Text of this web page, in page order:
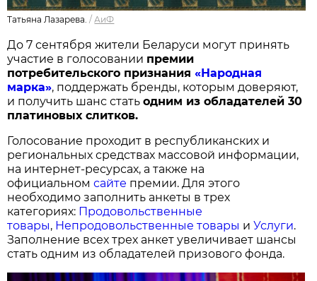
Татьяна Лазарева. / АиФ
До 7 сентября жители Беларуси могут принять
участие в голосовании премии
потребительского признания«Народная
марка», поддержать бренды, которым доверяют,
и получить шанс статьодним из обладателей 30
платиновых слитков.
Голосование проходит в республиканских и
региональных средствах массовой информации,
на интернет-ресурсах, а также на
официальномсайте премии. Для этого
необходимо заполнить анкеты в трех
категориях: Продовольственные
товары, Непродовольственные товары иУслуги.
Заполнение всех трех анкет увеличивает шансы
стать одним из обладателей призового фонда.